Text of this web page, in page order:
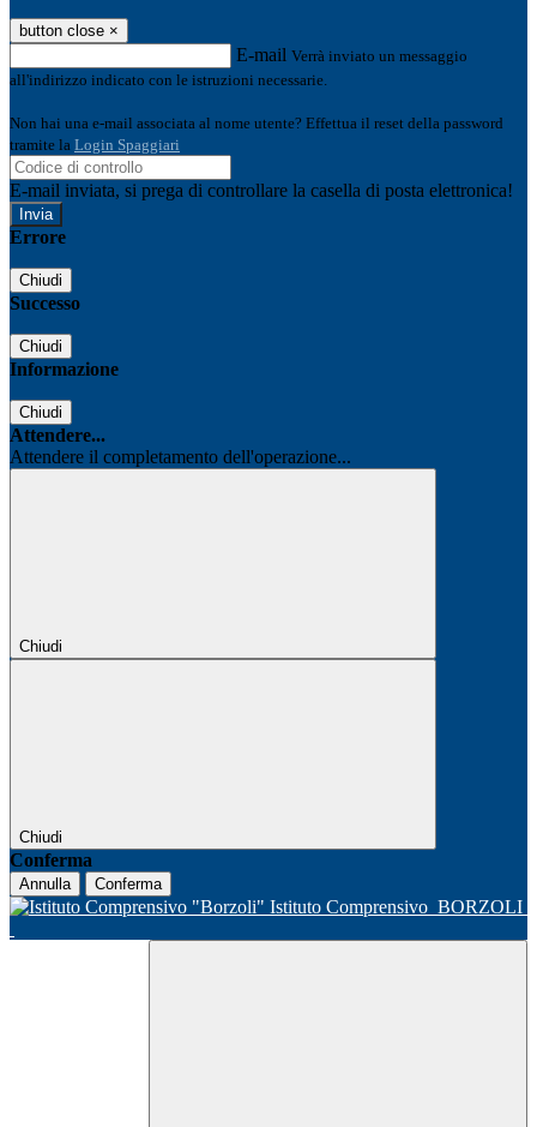
button close ×
E-mail Verrà inviato un messaggio
all'indirizzo indicato con le istruzioni necessarie.
Non hai una e-mail associata al nome utente? Effettua il reset della password
tramite la Login Spaggiari
E-mail inviata, si prega di controllare la casella di posta elettronica!
Errore
Chiudi
Successo
Chiudi
Informazione
Chiudi
Attendere...
Attendere il completamento dell'operazione...
Chiudi
Chiudi
Conferma
Annulla Conferma
Istituto Comprensivo BORZOLI